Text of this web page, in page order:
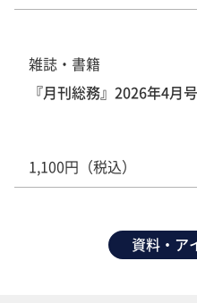
雑誌・書籍
『月刊総務』2026年4月号
1,100円（税込）
資料・ア